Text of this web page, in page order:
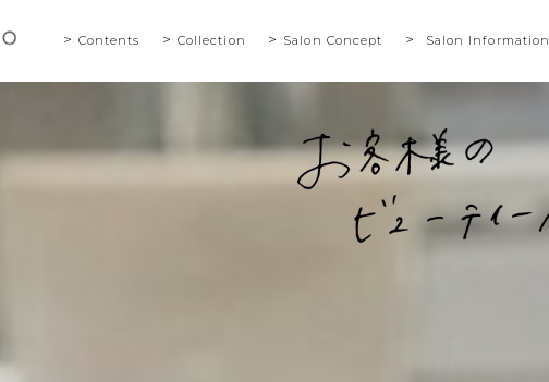
Contents Collection Salon Concept Salon Information